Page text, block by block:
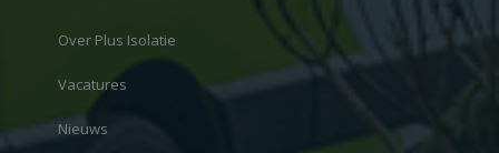
Over Plus Isolatie
Vacatures
Nieuws